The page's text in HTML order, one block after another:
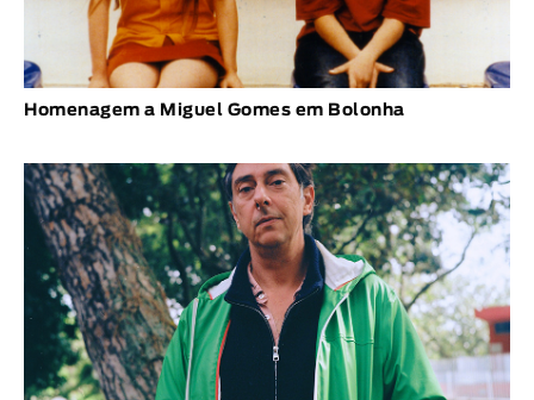
Homenagem a Miguel Gomes em Bolonha